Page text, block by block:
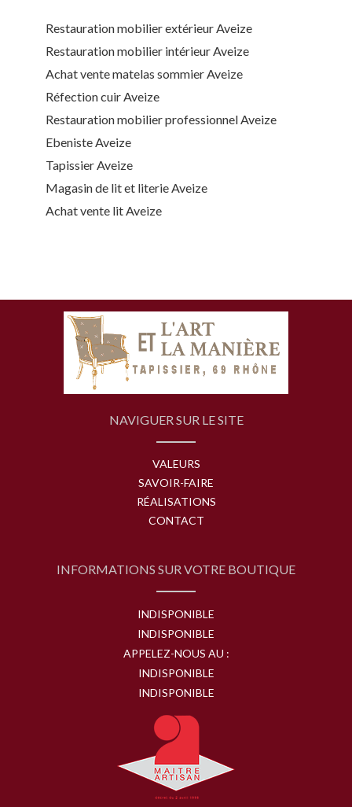
Restauration mobilier extérieur Aveize
Restauration mobilier intérieur Aveize
Achat vente matelas sommier Aveize
Réfection cuir Aveize
Restauration mobilier professionnel Aveize
Ebeniste Aveize
Tapissier Aveize
Magasin de lit et literie Aveize
Achat vente lit Aveize
NAVIGUER SUR LE SITE
VALEURS
SAVOIR-FAIRE
RÉALISATIONS
CONTACT
INFORMATIONS SUR VOTRE BOUTIQUE
INDISPONIBLE
INDISPONIBLE
APPELEZ-NOUS AU :
INDISPONIBLE
INDISPONIBLE